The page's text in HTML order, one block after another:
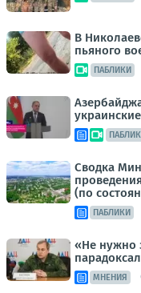
В
пьяного
ПАБЛИКИ
Сводка
(по
ПАБЛИКИ
«Не нужно
МНЕНИЯ